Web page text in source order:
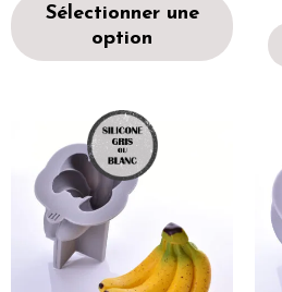
Sélectionner une
option